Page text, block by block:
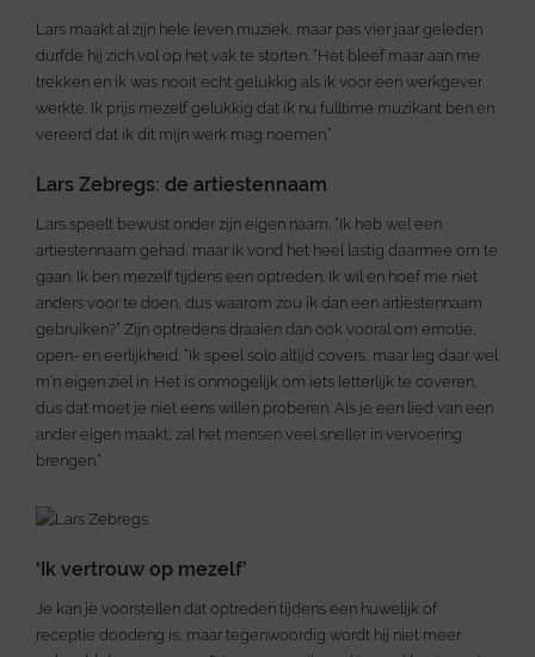
Lars maakt al zijn hele leven muziek, maar pas vier jaar geleden
durfde hij zich vol op het vak te storten. “Het bleef maar aan me
trekken en ik was nooit echt gelukkig als ik voor een werkgever
werkte. Ik prijs mezelf gelukkig dat ik nu fulltime muzikant ben en
vereerd dat ik dit mijn werk mag noemen.”
Lars Zebregs: de artiestennaam
Lars speelt bewust onder zijn eigen naam. “Ik heb wel een
artiestennaam gehad, maar ik vond het heel lastig daarmee om te
gaan. Ik ben mezelf tijdens een optreden. Ik wil en hoef me niet
anders voor te doen, dus waarom zou ik dan een artiestennaam
gebruiken?” Zijn optredens draaien dan ook vooral om emotie,
open- en eerlijkheid. “Ik speel solo altijd covers, maar leg daar wel
m’n eigen ziel in. Het is onmogelijk om iets letterlijk te coveren,
dus dat moet je niet eens willen proberen. Als je een lied van een
ander eigen maakt, zal het mensen veel sneller in vervoering
brengen.”
‘Ik vertrouw op mezelf’
Je kan je voorstellen dat optreden tijdens een huwelijk of
receptie doodeng is, maar tegenwoordig wordt hij niet meer